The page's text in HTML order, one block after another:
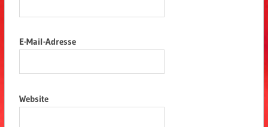
E-Mail-Adresse
Website